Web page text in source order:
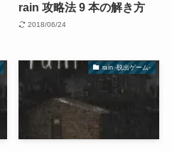
rain 攻略法 9 本の解き方
2018/06/24
rain -脱出ゲーム-